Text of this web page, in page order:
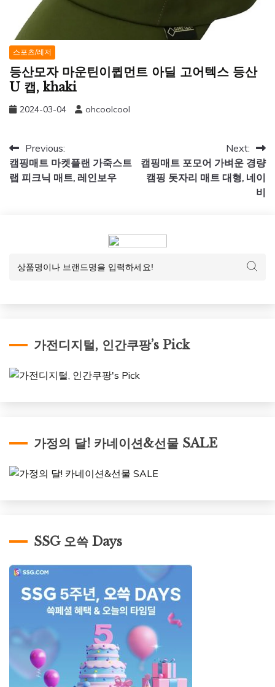
스포츠/레저
등산모자 마운틴이큅먼트 아딜 고어텍스 등산
U 캡, khaki
2024-03-04 ohcoolcool
글
탐
Previous:
캠핑매트 마켓플랜 가죽스트
랩 피크닉 매트, 레인보우
Next:
캠핑매트 포모어 가벼운 경량
캠핑 돗자리 매트 대형, 네이
비
가전디지털, 인간쿠팡’s Pick
가정의 달! 카네이션&선물 SALE
SSG 오쓱 Days